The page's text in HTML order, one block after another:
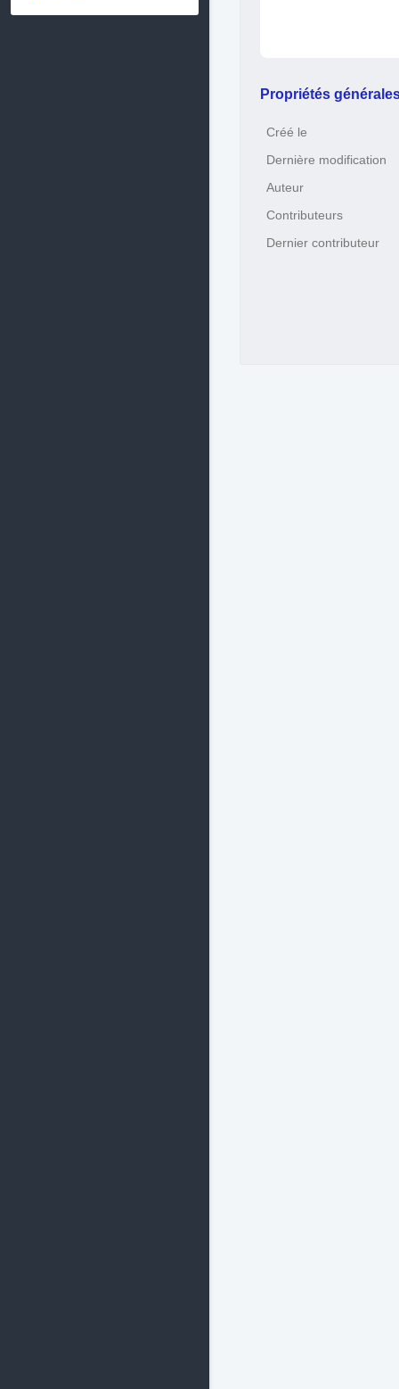
Propriétés
Créé le
Dernière modification
Auteur
Contributeurs
Dernier contributeur